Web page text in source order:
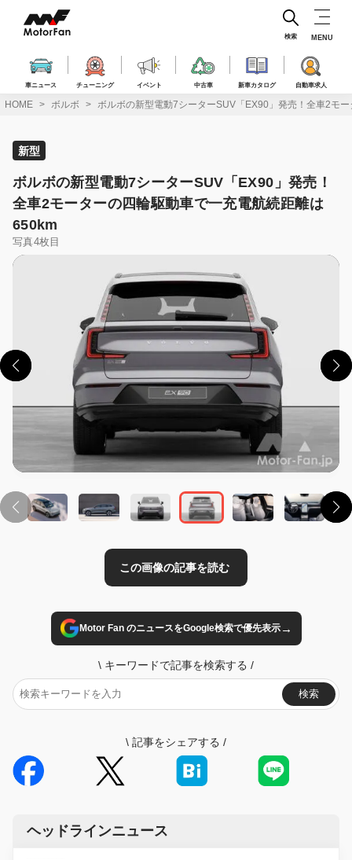
ス
車ニュース チューニング イベント 中古車 新車カタログ 自動車求人
検索 MENU
HOME ボルボ ボルボの新型電動7シーターSUV「EX90」発売！全車2モ
新型
ボルボの新型電動7シーターSUV「EX90」発売！
全車2モーターの四輪駆動車で一充電航続距離は
650km
写真4枚目
この画像の記事を読む
Motor Fan のニュースをGoogle検索で優先表示→
\ キーワードで記事を検索する /
検索
\ 記事をシェアする /
ヘッドラインニュース